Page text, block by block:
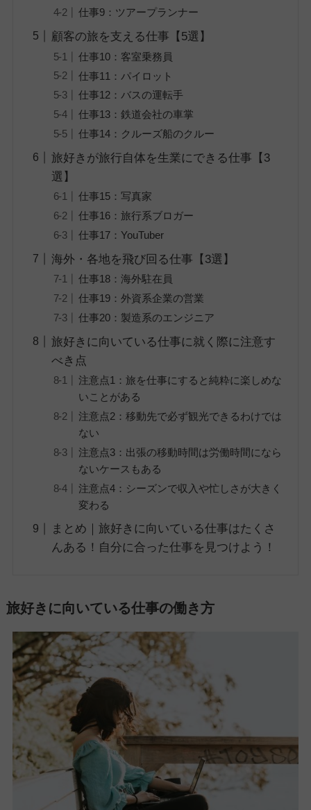
仕事9：ツアープランナー
顧客の旅を支える仕事【5選】
仕事10：客室乗務員
仕事11：パイロット
仕事12：バスの運転手
仕事13：鉄道会社の車掌
仕事14：クルーズ船のクルー
旅好きが旅行自体を生業にできる仕事【3
選】
仕事15：写真家
仕事16：旅行系ブロガー
仕事17：YouTuber
海外・各地を飛び回る仕事【3選】
仕事18：海外駐在員
仕事19：外資系企業の営業
仕事20：製造系のエンジニア
旅好きに向いている仕事に就く際に注意す
べき点
注意点1：旅を仕事にすると純粋に楽しめな
いことがある
注意点2：移動先で必ず観光できるわけでは
ない
注意点3：出張の移動時間は労働時間になら
ないケースもある
注意点4：シーズンで収入や忙しさが大きく
変わる
まとめ｜旅好きに向いている仕事はたくさ
んある！自分に合った仕事を見つけよう！
旅好きに向いている仕事の働き方